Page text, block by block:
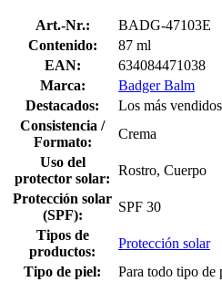
Art.-Nr.:
BADG-47103E
Contenido:
87 ml
EAN:
634084471038
Marca:
Badger Balm
Destacados:
Los más vendidos
Consistencia /
Formato:
Crema
Uso del
protector solar:
Rostro, Cuerpo
Protección solar
(SPF):
SPF 30
Tipos de
productos:
Protección solar
Tipo de piel:
Para todo tipo de